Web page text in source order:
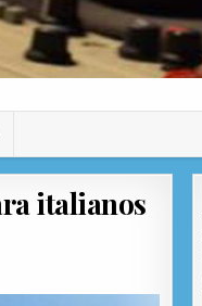
italianos